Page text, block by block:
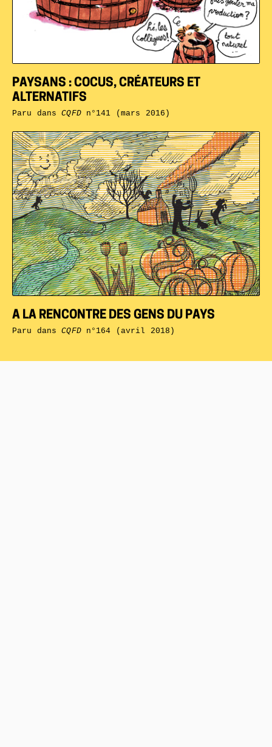
A LA RENCONTRE DES GENS DU PAYS
Paru dansCQFDn°164 (avril 2018)
PAYSANS : COCUS, CRÉATEURS ET
ALTERNATIFS
Paru dansCQFDn°141 (mars 2016)